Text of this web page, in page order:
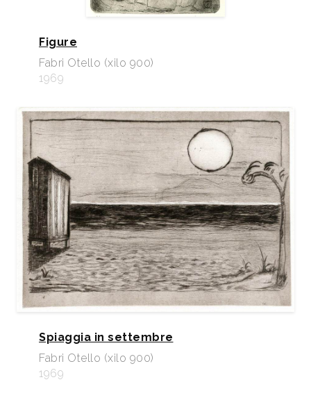
Figure
Fabri Otello (xilo 900)
1969
Spiaggia in settembre
Fabri Otello (xilo 900)
1969